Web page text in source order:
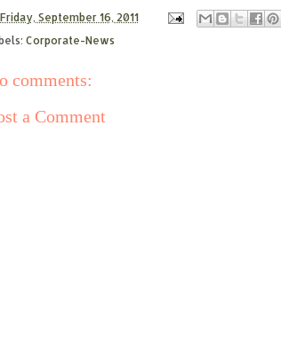
Friday, September 16, 2011
Corporate-News
comments:
a Comment